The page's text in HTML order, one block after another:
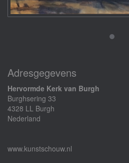
Adresgegevens
Hervormde Kerk van Burgh
Burghsering 33
4328 LL Burgh
Nederland
www.kunstschouw.nl